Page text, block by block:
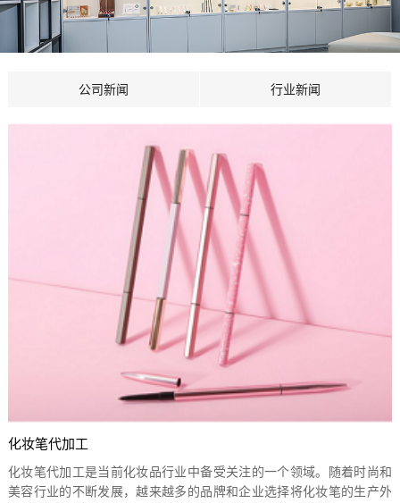
公司新闻 行业新闻
化妆笔代加工
化妆笔代加工是当前化妆品行业中备受关注的一个领域。随着时尚和
美容行业的不断发展，越来越多的品牌和企业选择将化妆笔的生产外